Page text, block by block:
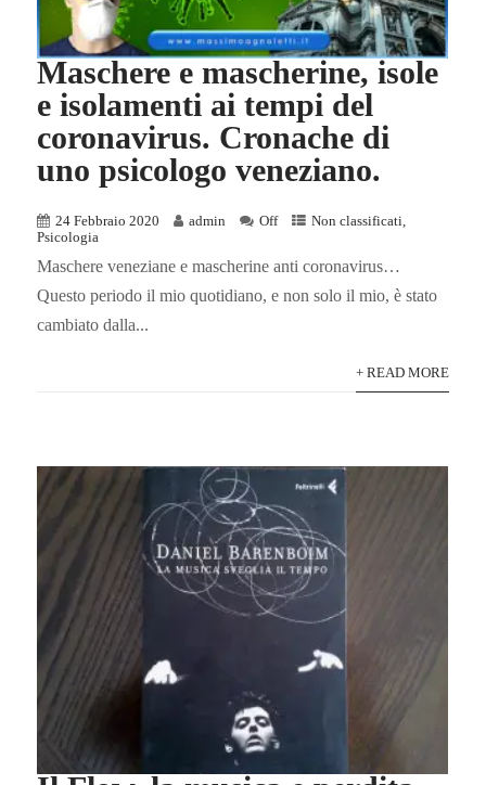
Maschere e mascherine, isole
e isolamenti ai tempi del
coronavirus. Cronache di
uno psicologo veneziano.
24 Febbraio 2020 admin Off Non classificati,
Psicologia
Maschere veneziane e mascherine anti coronavirus…
Questo periodo il mio quotidiano, e non solo il mio, è stato
cambiato dalla...
+ READ MORE